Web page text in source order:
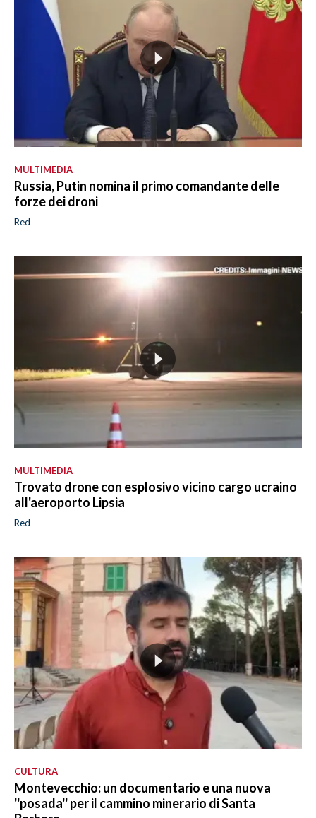
MULTIMEDIA
Russia, Putin nomina il primo comandante delle
forze dei droni
Red
MULTIMEDIA
Trovato drone con esplosivo vicino cargo ucraino
all'aeroporto Lipsia
Red
CULTURA
Montevecchio: un documentario e una nuova
''posada'' per il cammino minerario di Santa